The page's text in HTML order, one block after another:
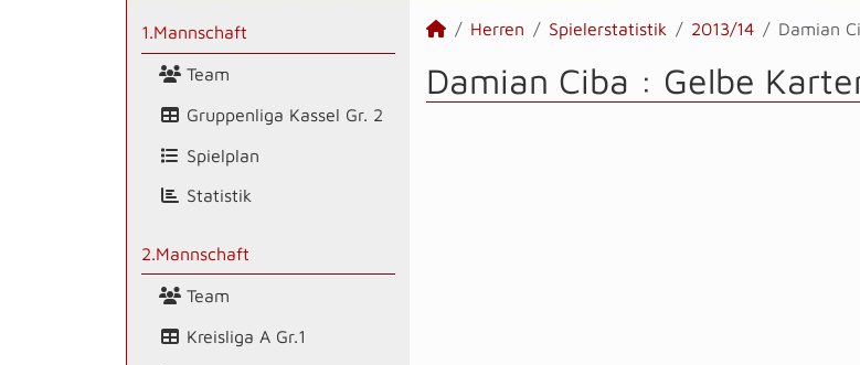
1.Mannschaft
Team
Gruppenliga Kassel Gr. 2
Spielplan
Statistik
2.Mannschaft
Team
Kreisliga A Gr.1
Herren Spielerstatistik 2013/14 Damian
Damian Ciba : Gelbe